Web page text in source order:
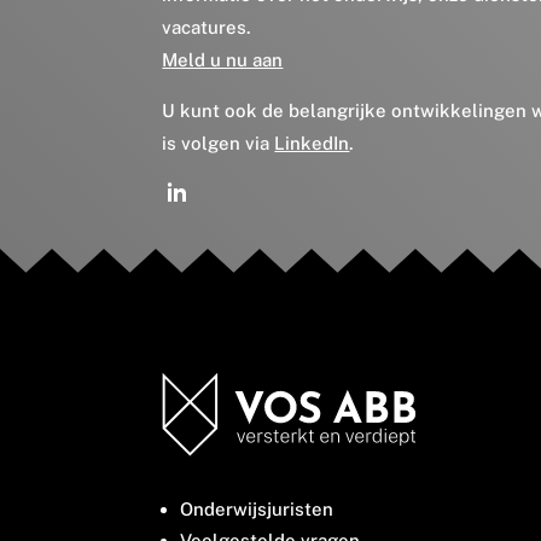
vacatures.
Meld u nu aan
U kunt ook de belangrijke ontwikkelingen
is volgen via LinkedIn.
Onderwijsjuristen